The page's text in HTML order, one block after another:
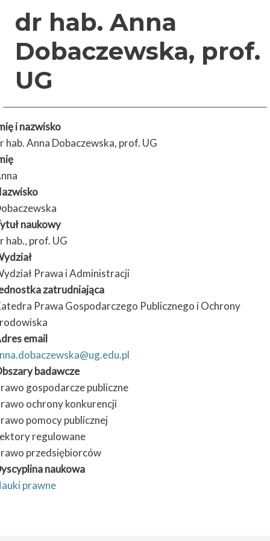
dr hab. Anna
Dobaczewska, prof.
UG
i nazwisko
hab. Anna Dobaczewska, prof. UG
naukowy
hab., prof. UG
Prawa i Administracji
zatrudniająca
Prawa Gospodarczego Publicznego i Ochrony
email
badawcze
gospodarcze publiczne
ochrony konkurencji
pomocy publicznej
regulowane
przedsiębiorców
naukowa
prawne